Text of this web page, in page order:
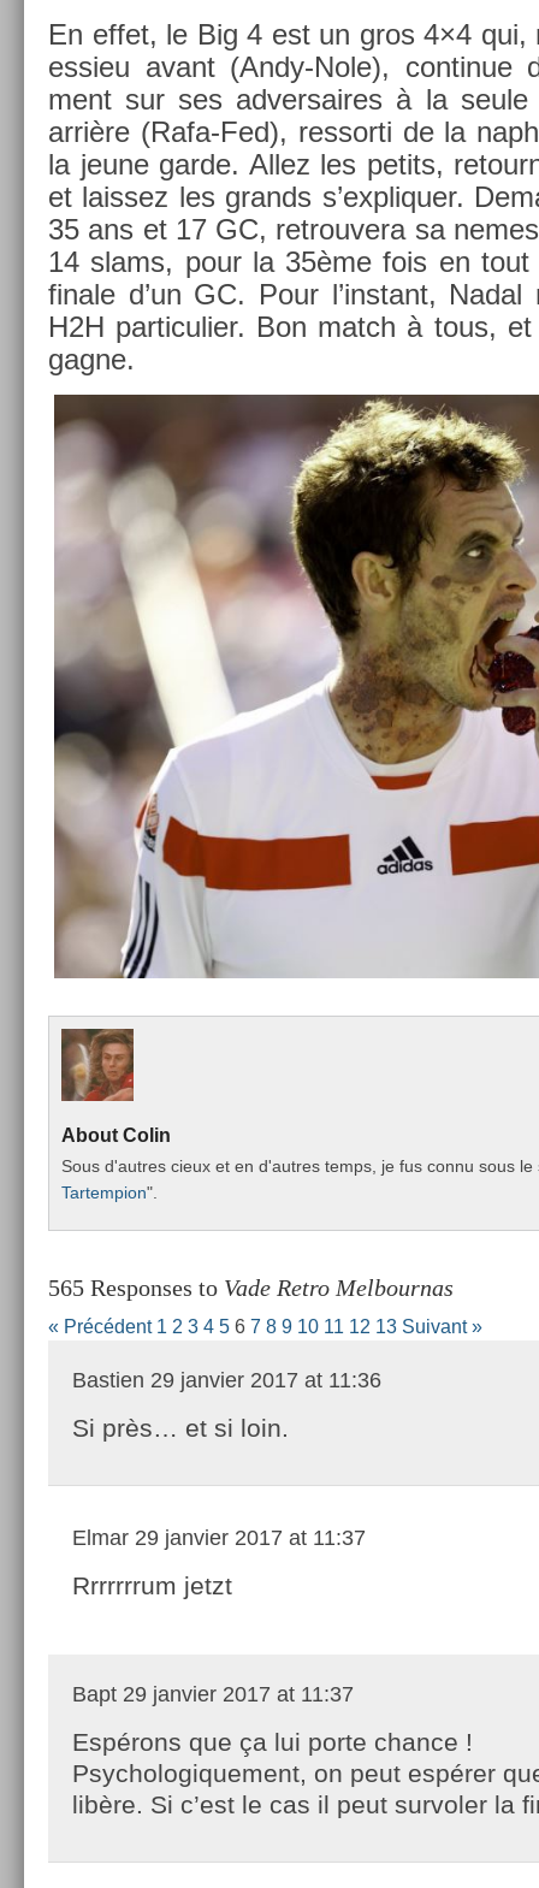
En effet, le Big 4 est un gros 4×4 qui,
es­sieu avant (Andy-Nole), con­tinue
ment sur ses ad­versaires à la
arrière (Rafa-Fed), re­ssor­ti de la
la jeune garde. Allez les petits,
et lais­sez les grands s’expliqu­er.
35 ans et 17 GC, retro­uvera sa
14 slams, pour la 35ème fois en
fin­ale d’un GC. Pour l’instant,
H2H par­ticuli­er. Bon match à tous,
gagne.
About Colin
Sous d'aut­res cieux et en d'aut­res temps, je fus connu sous le
Tar­temp­ion".
565 Responses to Vade Retro Melbournas
« Précédent 1 2 3 4 5 6 7 8 9 10 11 12 13 Suivant »
Bastien 29 janvier 2017 at 11:36
Si près… et si loin.
Elmar 29 janvier 2017 at 11:37
Rrrrrrrum jetzt
Bapt 29 janvier 2017 at 11:37
Espérons que ça lui porte chance !
Psychologiquement, on peut espérer
libère. Si c’est le cas il peut survoler la